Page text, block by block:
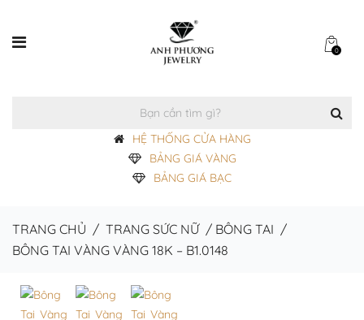
0
HỆ THỐNG CỬA HÀNG
BẢNG GIÁ VÀNG
BẢNG GIÁ BẠC
TRANG CHỦ / TRANG SỨC NỮ/ BÔNG TAI /
BÔNG TAI VÀNG VÀNG 18K – B1.0148